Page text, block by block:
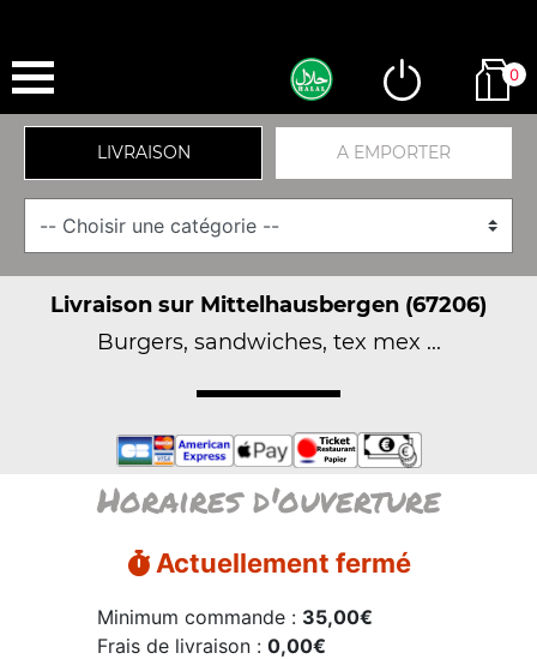
0
LIVRAISON A EMPORTER
Livraison sur Mittelhausbergen (67206)
Burgers, sandwiches, tex mex ...
Horaires d'ouverture
Actuellement fermé
Minimum commande : 35,00€
Frais de livraison : 0,00€